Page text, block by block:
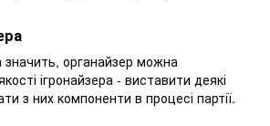
значить, органайзер можна
ігронайзера - виставити деякі
з них компоненти в процесі партії.